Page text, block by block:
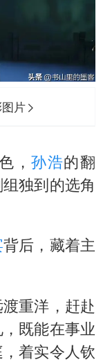
片
，孙浩的翻
独到的选角
背后，藏着主
重洋，赶赴
既能在事业
着实令人钦